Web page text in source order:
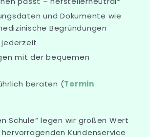
und Dokumente wie
Begründungen
jederzeit
mit der bequemen
beraten (Termin
Schule“ legen wir großen Wert
Kundenservice